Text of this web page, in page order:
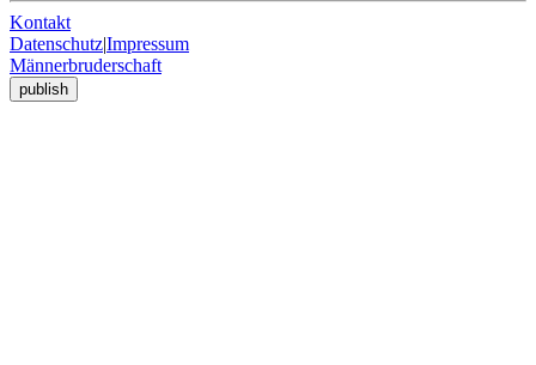
Kontakt
Datenschutz|Impressum
Männerbruderschaft
publish